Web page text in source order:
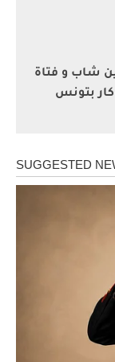
شاب و فتاة
بتونس